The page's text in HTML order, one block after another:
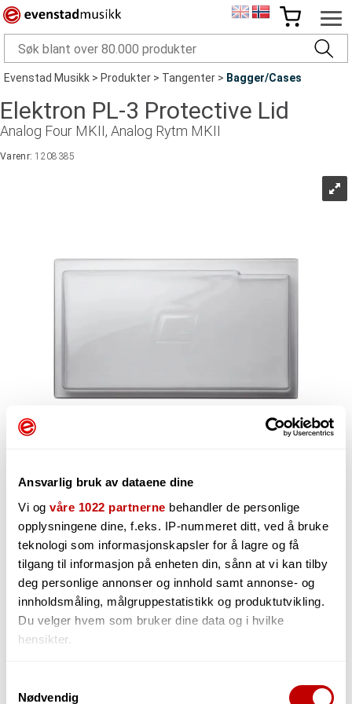
Ansvarlig bruk av dataene dine
Vi og våre 1022 partnerne behandler de personlige
opplysningene dine, f.eks. IP-nummeret ditt, ved å bruke
teknologi som informasjonskapsler for å lagre og få
tilgang til informasjon på enheten din, sånn at vi kan tilby
deg personlige annonser og innhold samt annonse- og
innholdsmåling, målgruppestatistikk og produktutvikling.
Du velger hvem som bruker dine data og i hvilke
hensikter.
Innhente informasjon om den geografiske
Nødvendig
Evenstad Musikk>Produkter>Tangenter> Bagger/Cases
Elektron PL-3 Protective Lid
Analog Four MKII, Analog Rytm MKII
Varenr:1208385
644,-
- +